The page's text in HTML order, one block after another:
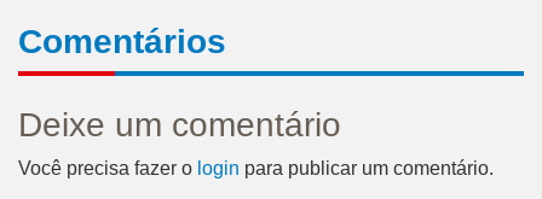
Comentários
Deixe um comentário
Você precisa fazer o login para publicar um comentário.